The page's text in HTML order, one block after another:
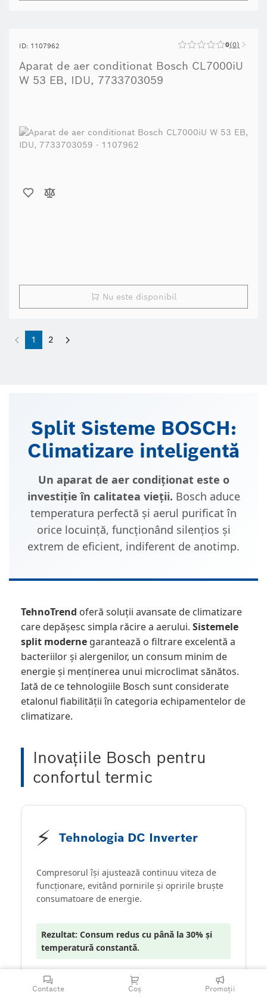
ID: 1107962 0 0
Aparat de aer conditionat Bosch CL7000iU
W 53 EB, IDU, 7733703059
Nu este disponibil
1 2
Split Sisteme BOSCH:
Climatizare inteligentă
Un aparat de aer condiționat este o
investiție în calitatea vieții. Bosch aduce
temperatura perfectă și aerul purificat în
orice locuință, funcționând silențios și
extrem de eficient, indiferent de anotimp.
TehnoTrend oferă soluții avansate de climatizare
care depășesc simpla răcire a aerului. Sistemele
split moderne garantează o filtrare excelentă a
bacteriilor și alergenilor, un consum minim de
energie și menținerea unui microclimat sănătos.
Iată de ce tehnologiile Bosch sunt considerate
etalonul fiabilității în categoria echipamentelor de
climatizare.
Inovațiile Bosch pentru
confortul termic
⚡ Tehnologia DC Inverter
Compresorul își ajustează continuu viteza de
funcționare, evitând pornirile și opririle bruște
consumatoare de energie.
Rezultat: Consum redus cu până la 30% și
temperatură constantă.
Contacte Coș Promoții